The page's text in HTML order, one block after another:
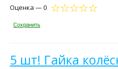
Оценка — 0
Сохранить
5 шт! Гайка